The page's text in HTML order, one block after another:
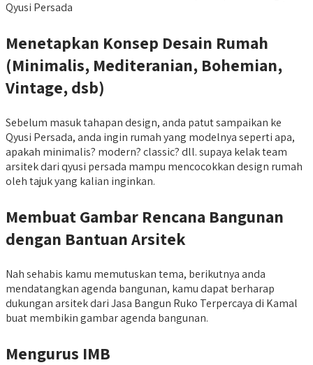
Qyusi Persada
Menetapkan Konsep Desain Rumah
(Minimalis, Mediteranian, Bohemian,
Vintage, dsb)
Sebelum masuk tahapan design, anda patut sampaikan ke
Qyusi Persada, anda ingin rumah yang modelnya seperti apa,
apakah minimalis? modern? classic? dll. supaya kelak team
arsitek dari qyusi persada mampu mencocokkan design rumah
oleh tajuk yang kalian inginkan.
Membuat Gambar Rencana Bangunan
dengan Bantuan Arsitek
Nah sehabis kamu memutuskan tema, berikutnya anda
mendatangkan agenda bangunan, kamu dapat berharap
dukungan arsitek dari Jasa Bangun Ruko Terpercaya di Kamal
buat membikin gambar agenda bangunan.
Mengurus IMB